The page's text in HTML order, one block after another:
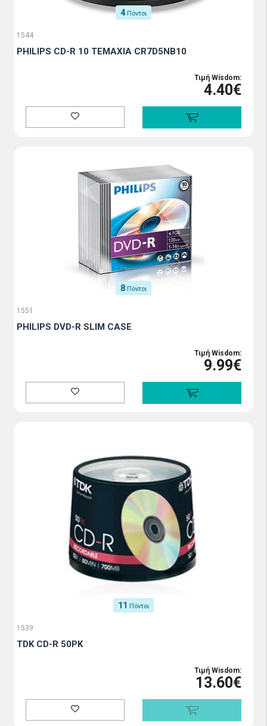
4 Πόντοι
1544
PHILIPS CD-R 10 TEMAXIA CR7D5NB10
Τιμή Wisdom:
4.40€
8 Πόντοι
1551
PHILIPS DVD-R SLIM CASE
Τιμή Wisdom:
9.99€
11 Πόντοι
1539
TDK CD-R 50PK
Τιμή Wisdom:
13.60€